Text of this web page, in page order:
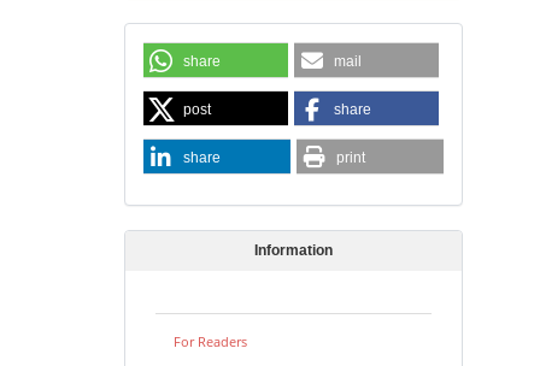
share mail
post share
share print
Information
For Readers